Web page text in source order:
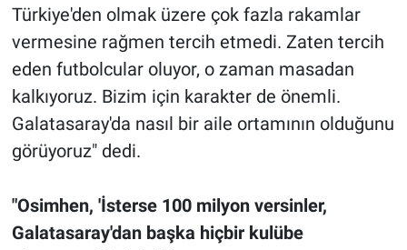
Türkiye'den olmak üzere çok fazla rakamlar
vermesine rağmen tercih etmedi. Zaten tercih
eden futbolcular oluyor, o zaman masadan
kalkıyoruz. Bizim için karakter de önemli.
Galatasaray'da nasıl bir aile ortamının olduğunu
görüyoruz" dedi.
"Osimhen, 'İsterse 100 milyon versinler,
Galatasaray'dan başka hiçbir kulübe